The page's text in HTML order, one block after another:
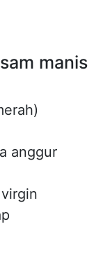
manis
anggur